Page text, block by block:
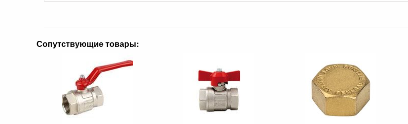
Сопутствующие товары: